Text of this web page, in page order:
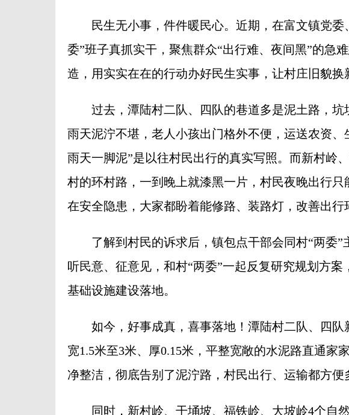
民生无小事，件件暖民心。近期，在富文镇党委
委”班子真抓实干，聚焦群众“出行难、夜间黑”的急
造，用实实在在的行动办好民生实事，让村庄旧貌换
过去，潭陆村二队、四队的巷道多是泥土路，坑
雨天泥泞不堪，老人小孩出门格外不便，运送农资、
雨天一脚泥”是以往村民出行的真实写照。而新村岭
村的环村路，一到晚上就漆黑一片，村民夜晚出行
在安全隐患，大家都盼着能修路、装路灯，改善出行
了解到村民的诉求后，镇包点干部会同村“两委”
听民意、征意见，和村“两委”一起反复研究规划方
基础设施建设落地。
如今，好事成真，喜事落地！潭陆村二队、四队
宽1.5米至3米、厚0.15米，平整宽敞的水泥路直通家
净整洁，彻底告别了泥泞路，村民出行、运输都方便
同时，新村岭、干埇坡、福铁岭、大坡岭4个自然